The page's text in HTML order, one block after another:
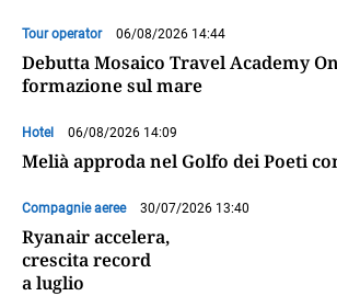
Tour operator 06/08/2026 14:44
Debutta Mosaico Travel Academy
formazione sul mare
Hotel 06/08/2026 14:09
Melià approda nel Golfo dei Poeti
Compagnie aeree 30/07/2026 13:40
Ryanair accelera,
crescita record
a luglio